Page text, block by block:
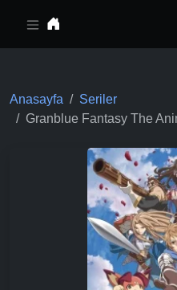
Anasayfa
Seriler
Granblue Fantasy The